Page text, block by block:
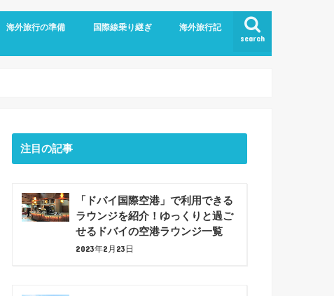
search
ス航空
ラム
海外旅行の準備
海外旅行の持ち物
空港での暇つぶしアイデア7選！
クレジットカード
オプショナルツアー
観光プラン
国際線乗り継ぎ
ドバイ乗り継ぎ
海外旅行記
バルセロナ観光(2023年6月)
注目の記事
「ドバイ国際空港」で利用できる
ラウンジを紹介！ゆっくりと過ご
せるドバイの空港ラウンジ一覧
2023年2月23日